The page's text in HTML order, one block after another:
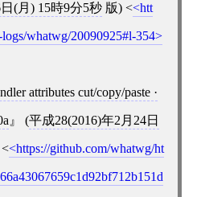
(月) 15時9分5秒版) < htt
whatwg/20090925#l-354
attributes cut/copy/paste ·
(平成28(2016)年2月24日
< https://github.com/whatwg/ht